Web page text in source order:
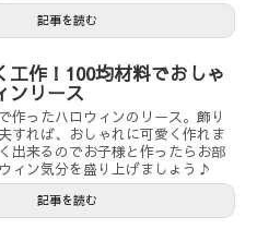
記事を読む
工作！100均材料でおしゃ
ンリース
作ったハロウィンのリース。飾り
すれば、おしゃれに可愛く作れま
出来るのでお子様と作ったらお部
ィン気分を盛り上げましょう♪
記事を読む